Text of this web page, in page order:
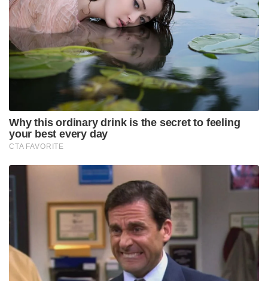
Why this ordinary drink is the secret to feeling
your best every day
CTA FAVORITE